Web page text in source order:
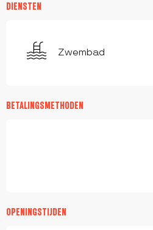
DIENSTEN
Zwembad
BETALINGSMETHODEN
OPENINGSTIJDEN